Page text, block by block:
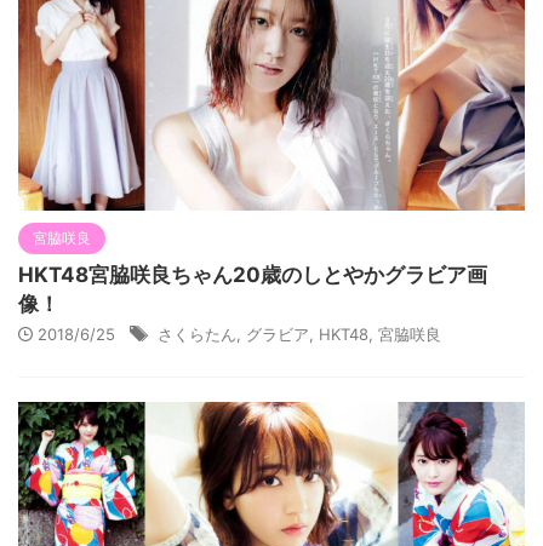
宮脇咲良
HKT48宮脇咲良ちゃん20歳のしとやかグラビア画
像！
2018/6/25 さくらたん グラビア HKT48 宮脇咲良